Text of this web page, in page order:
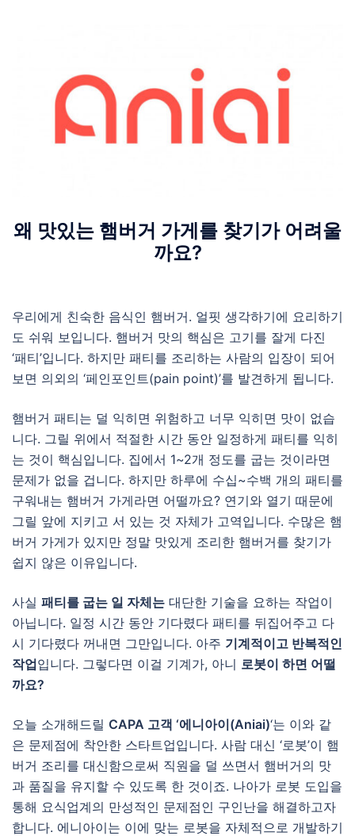
왜 맛있는 햄버거 가게를 찾기가 어려울
까요?
우리에게 친숙한 음식인 햄버거. 얼핏 생각하기에 요리하기
도 쉬워 보입니다. 햄버거 맛의 핵심은 고기를 잘게 다진
‘패티’입니다. 하지만 패티를 조리하는 사람의 입장이 되어
보면 의외의 ‘페인포인트(pain point)’를 발견하게 됩니다.
햄버거 패티는 덜 익히면 위험하고 너무 익히면 맛이 없습
니다. 그릴 위에서 적절한 시간 동안 일정하게 패티를 익히
는 것이 핵심입니다. 집에서 1~2개 정도를 굽는 것이라면
문제가 없을 겁니다. 하지만 하루에 수십~수백 개의 패티를
구워내는 햄버거 가게라면 어떨까요? 연기와 열기 때문에
그릴 앞에 지키고 서 있는 것 자체가 고역입니다. 수많은 햄
버거 가게가 있지만 정말 맛있게 조리한 햄버거를 찾기가
쉽지 않은 이유입니다.
사실 패티를 굽는 일 자체는 대단한 기술을 요하는 작업이
아닙니다. 일정 시간 동안 기다렸다 패티를 뒤집어주고 다
시 기다렸다 꺼내면 그만입니다. 아주 기계적이고 반복적인
작업입니다. 그렇다면 이걸 기계가, 아니 로봇이 하면 어떨
까요?
오늘 소개해드릴 CAPA 고객 ‘에니아이(Aniai)‘는 이와 같
은 문제점에 착안한 스타트업입니다. 사람 대신 ‘로봇’이 햄
버거 조리를 대신함으로써 직원을 덜 쓰면서 햄버거의 맛
과 품질을 유지할 수 있도록 한 것이죠. 나아가 로봇 도입을
통해 요식업계의 만성적인 문제점인 구인난을 해결하고자
합니다. 에니아이는 이에 맞는 로봇을 자체적으로 개발하기